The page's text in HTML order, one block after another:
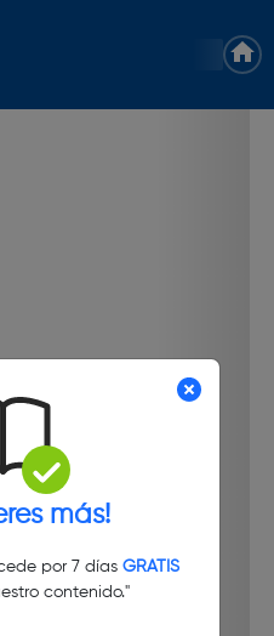
más!
por 7 días GRATIS
contenido."